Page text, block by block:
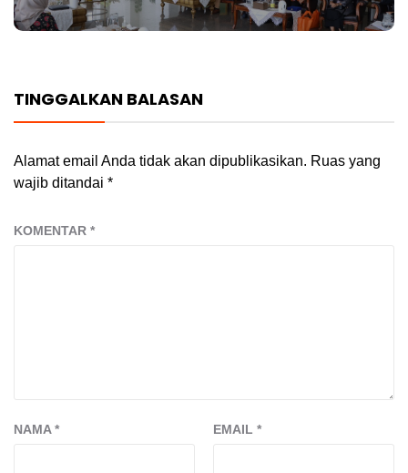
TINGGALKAN BALASAN
Alamat email Anda tidak akan dipublikasikan. Ruas yang
wajib ditandai *
KOMENTAR *
NAMA* EMAIL *